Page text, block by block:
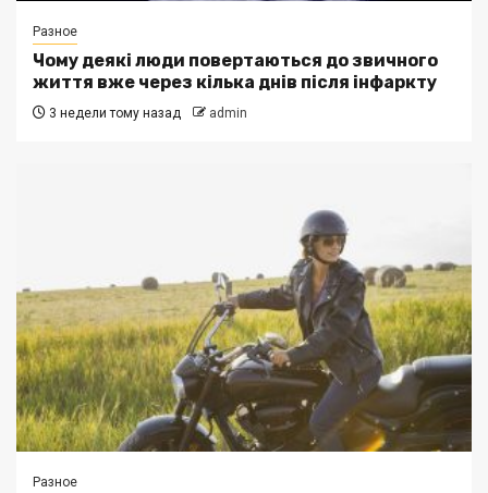
Разное
Чому деякі люди повертаються до звичного
життя вже через кілька днів після інфаркту
3 недели тому назад admin
Разное